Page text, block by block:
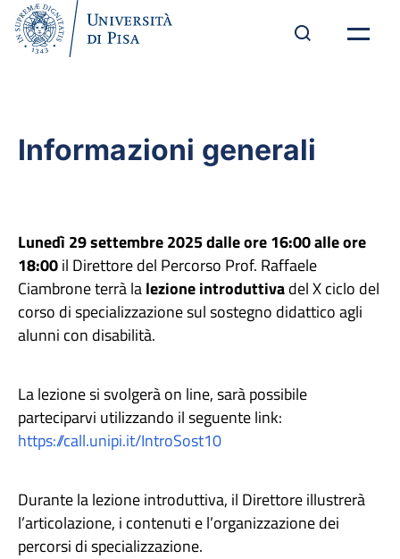
Informazioni generali
Lunedì 29 settembre 2025 dalle ore 16:00 alle ore
18:00il Direttore del Percorso Prof. Raffaele
Ciambrone terrà lalezione introduttivadel X ciclo del
corso di specializzazione sul sostegno didattico agli
alunni con disabilità.
La lezione si svolgerà on line, sarà possibile
parteciparvi utilizzando il seguente link:
https://call.unipi.it/IntroSost10
Durante la lezione introduttiva, il Direttore illustrerà
l’articolazione, i contenuti e l’organizzazione dei
percorsi di specializzazione.